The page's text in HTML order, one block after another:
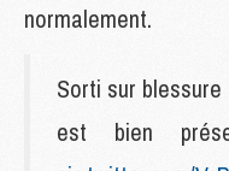
normalement.
Sorti sur
est bien